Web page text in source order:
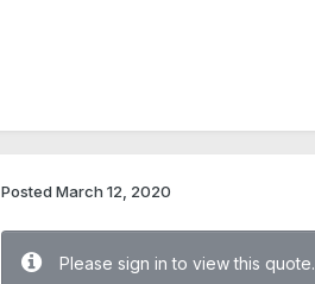
Posted March 12, 2020
Please sign in to view this quote.